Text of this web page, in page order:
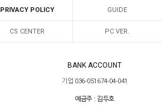
PRIVACY POLICY GUIDE
CS CENTER PC VER.
BANK ACCOUNT
기업 036-051674-04-041
예금주 : 김두호